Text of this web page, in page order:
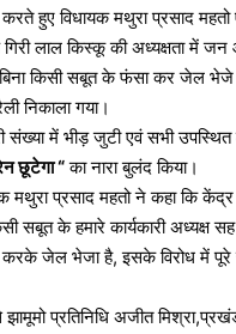
हुए विधायक मथुरा प्रसाद
गिरी लाल किस्कू की अध्यक्षता में
किसी सबूत के फंसा कर जेल भेजे
निकाला गया।
में भीड़ जुटी एवं सभी उपस्थित
छूटेगा “का नारा बुलंद किया।
मथुरा प्रसाद महतो ने कहा कि
सबूत के हमारे कार्यकारी अध्यक्ष
करके जेल भेजा है, इसके विरोध में
प्रतिनिधि अजीत